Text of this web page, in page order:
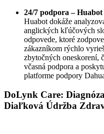
24/7 podpora –
Huabot dokáže
anglických kľúčových
odpovede, ktoré
zákazníkom rýchlo
zbytočných oneskorení,
včasná podpora a
platforme podpory
DoLynk Care:
Diaľková Údržba